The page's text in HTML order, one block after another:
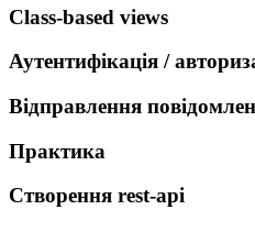
Сlass-based views
Аутентифікація /
Відправлення
Практика
Створення rest-api